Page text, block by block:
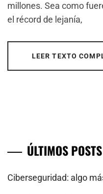
millones. Sea como
el récord de lejanía,
LEER TEXTO
ÚLTIMOS POSTS
Ciberseguridad: algo